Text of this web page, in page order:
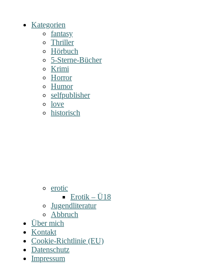
Kategorien
fantasy
Thriller
Hörbuch
5-Sterne-Bücher
Krimi
Horror
Humor
selfpublisher
love
historisch
erotic
Erotik – Ü18
Jugendliteratur
Abbruch
Über mich
Kontakt
Cookie-Richtlinie (EU)
Datenschutz
Impressum